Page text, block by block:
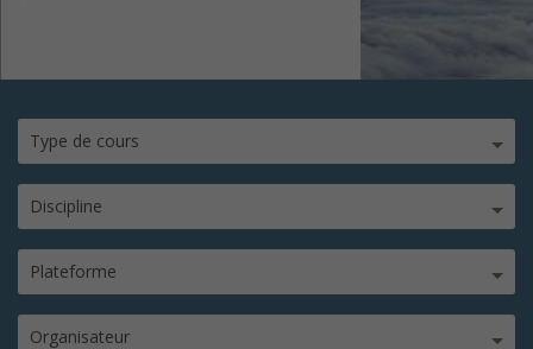
Type de cours
Discipline
Plateforme
Organisateur